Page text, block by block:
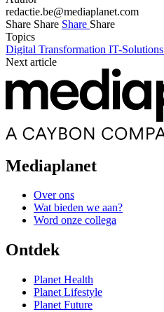
redactie.be@mediaplanet.com
Share Share Share Share
Topics
Digital Transformation IT-Solutions
Next article
Mediaplanet
Over ons
Wat bieden we aan?
Word onze collega
Ontdek
Planet Health
Planet Lifestyle
Planet Future